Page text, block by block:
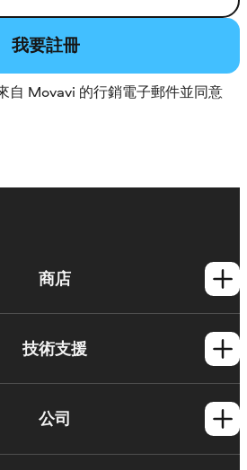
我要註冊
自 Movavi 的行銷電子郵件並同意
商店
技術支援
公司